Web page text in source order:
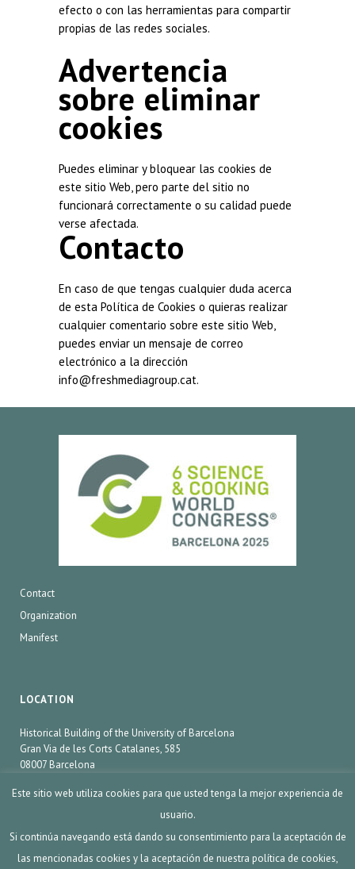
efecto o con las herramientas para compartir
propias de las redes sociales.
Advertencia
sobre eliminar
cookies
Puedes eliminar y bloquear las cookies de
este sitio Web, pero parte del sitio no
funcionará correctamente o su calidad puede
verse afectada.
Contacto
En caso de que tengas cualquier duda acerca
de esta Política de Cookies o quieras realizar
cualquier comentario sobre este sitio Web,
puedes enviar un mensaje de correo
electrónico a la dirección
info@freshmediagroup.cat.
Contact
Organization
Manifest
LOCATION
Historical Building of the University of Barcelona
Gran Via de les Corts Catalanes, 585
08007 Barcelona
SCIENCE&COOKING® 2020. Barcelona Spain.
LEGAL NOTICE
Este sitio web utiliza cookies para que usted tenga la mejor experiencia de
usuario.
Si continúa navegando está dando su consentimiento para la aceptación de
las mencionadas cookies y la aceptación de nuestra política de cookies,